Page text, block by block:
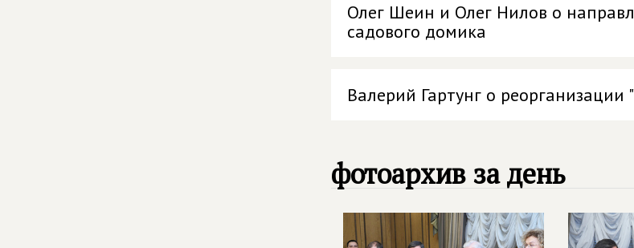
Олег Шеин и Олег Нилов о
садового домика
Валерий Гартунг о реорганизации
фотоархив за день